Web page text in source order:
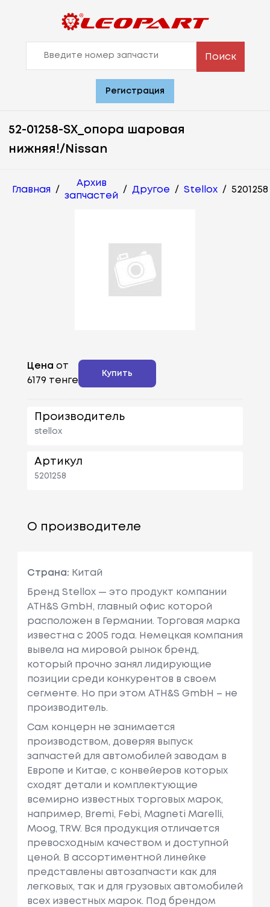
Поиск
Регистрация
52-01258-SX_опора шаровая
нижняя!/Nissan
Главная /
Архив
запчастей
/ Другое / Stellox / 5201258
Цена от
6179 тенге
Купить
Производитель
stellox
Артикул
5201258
О производителе
Страна: Китай
Бренд Stellox — это продукт компании
ATH&S GmbH, главный офис которой
расположен в Германии. Торговая марка
известна с 2005 года. Немецкая компания
вывела на мировой рынок бренд,
который прочно занял лидирующие
позиции среди конкурентов в своем
сегменте. Но при этом ATH&S GmbH – не
производитель.
Сам концерн не занимается
производством, доверяя выпуск
запчастей для автомобилей заводам в
Европе и Китае, с конвейеров которых
сходят детали и комплектующие
всемирно известных торговых марок,
например, Bremi, Febi, Magneti Marelli,
Moog, TRW. Вся продукция отличается
превосходным качеством и доступной
ценой. В ассортиментной линейке
представлены автозапчасти как для
легковых, так и для грузовых автомобилей
всех известных марок. Под брендом